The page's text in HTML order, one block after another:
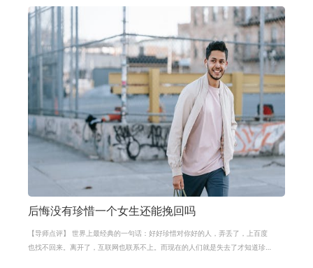
后悔没有珍惜一个女生还能挽回吗
【导师点评】 世界上最经典的一句话：好好珍惜对你好的人，弄丢了，上百度
也找不回来。离开了，互联网也联系不上。而现在的人们就是失去了才知道珍